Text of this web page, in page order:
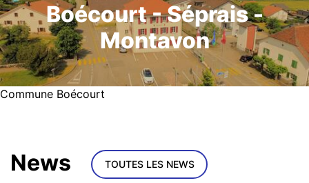
Commune Boécourt
Boécourt - Séprais -
Montavon
News TOUTES LES NEWS